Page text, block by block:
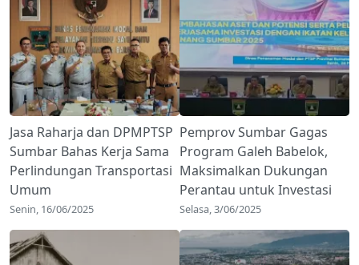
Jasa Raharja dan DPMPTSP
Sumbar Bahas Kerja Sama
Perlindungan Transportasi
Umum
Senin, 16/06/2025
Pemprov Sumbar Gagas
Program Galeh Babelok,
Maksimalkan Dukungan
Perantau untuk Investasi
Selasa, 3/06/2025